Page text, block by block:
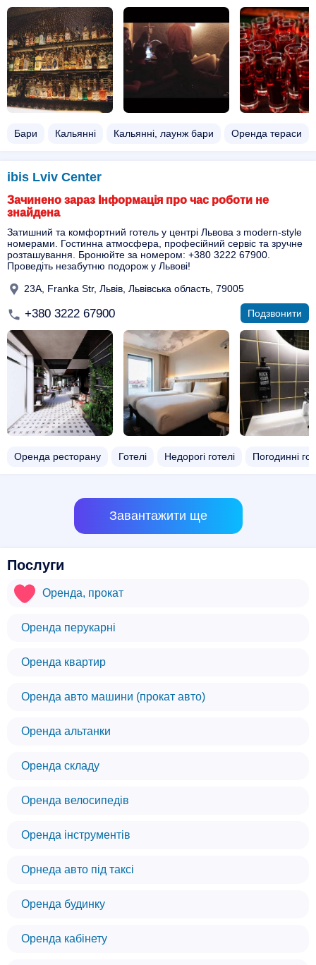
Бари Кальянні Кальянні, лаунж бари Оренда тераси
ibis Lviv Center
Зачинено зараз Інформація про час роботи не
знайдена
Затишний та комфортний готель у центрі Львова з modern-style
номерами. Гостинна атмосфера, професійний сервіс та зручне
розташування. Бронюйте за номером: +380 3222 67900.
Проведіть незабутню подорож у Львові!
23A, Franka Str, Львів, Львівська область, 79005
+380 3222 67900 Подзвонити
Оренда ресторану Готелі Недорогі готелі Погодинні
Завантажити ще
Послуги
Оренда, прокат
Оренда перукарні
Оренда квартир
Оренда авто машини (прокат авто)
Оренда альтанки
Оренда складу
Оренда велосипедів
Оренда інструментів
Орнеда авто під таксі
Оренда будинку
Оренда кабінету